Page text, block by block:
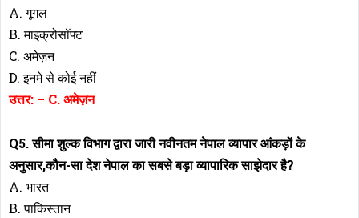
A. गूगल
B. माइक्रोसॉफ्ट
C. अमेज़न
D. इनमे से कोई नहीं
उत्तर: – C. अमेज़न
Q5. सीमा शुल्क विभाग द्वारा जारी नवीनतम नेपाल व्यापार आंकड़ों के
अनुसार,कौन-सा देश नेपाल का सबसे बड़ा व्यापारिक साझेदार है?
A. भारत
B. पाकिस्तान